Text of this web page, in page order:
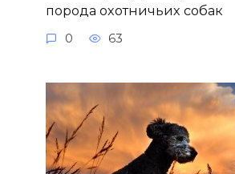
порода охотничьих собак
0 63